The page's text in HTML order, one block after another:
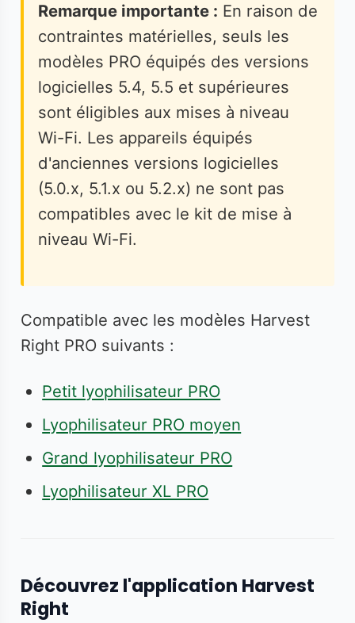
Remarque importante : En raison de
contraintes matérielles, seuls les
modèles PRO équipés des versions
logicielles 5.4, 5.5 et supérieures
sont éligibles aux mises à niveau
Wi-Fi. Les appareils équipés
d'anciennes versions logicielles
(5.0.x, 5.1.x ou 5.2.x) ne sont pas
compatibles avec le kit de mise à
niveau Wi-Fi.
Compatible avec les modèles Harvest
Right PRO suivants :
Petit lyophilisateur PRO
Lyophilisateur PRO moyen
Grand lyophilisateur PRO
Lyophilisateur XL PRO
Découvrez l'application Harvest
Right